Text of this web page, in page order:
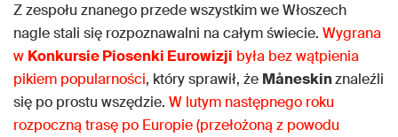
Z zespołu znanego przede wszystkim we Włoszech
nagle stali się rozpoznawalni na całym świecie. Wygrana
w Konkursie Piosenki Eurowizji była bez wątpienia
pikiem popularności, który sprawił, że Måneskinznaleźli
się po prostu wszędzie. W lutym następnego roku
rozpoczną trasę po Europie (przełożoną z powodu